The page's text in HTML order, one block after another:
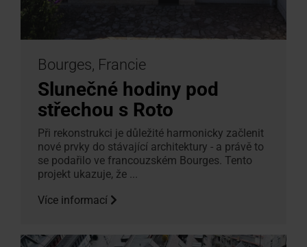
Bourges, Francie
Slunečné hodiny pod
střechou s Roto
Při rekonstrukci je důležité harmonicky začlenit
nové prvky do stávající architektury - a právě to
se podařilo ve francouzském Bourges. Tento
projekt ukazuje, že ...
Více informací